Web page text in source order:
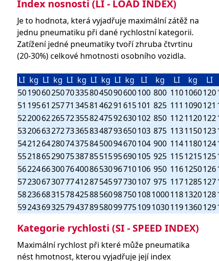
Index nosnosti (LI - LOAD INDEX)
Je to hodnota, která vyjadřuje maximální zátěž na
jednu pneumatiku při dané rychlostní kategorii.
Zatížení jedné pneumatiky tvoří zhruba čtvrtinu
(20-30%) celkové hmotnosti osobního vozidla.
LI kg LI kg LI kg LI kg LI kg LI kg LI kg
LI
5019060250703358045090600100 800 1101060120
51 19561 25771 34581 46291 615101 825 111 1090121
5220062265723558247592630102 850 1121120122
5320663272733658348793650103 875 1131150123
5421264280743758450094670104 900 1141180124
5521865290753878551595690105 925 1151215125
5622466300764008653096710106 950 1161250126
5723067307774128754597730107 975 1171285127
582366831578425885609875010810001181320128
592436932579437895809977510910301191360129
Kategorie rychlosti (SI - SPEED INDEX)
Maximální rychlost při které může pneumatika
nést hmotnost, kterou vyjadřuje její index